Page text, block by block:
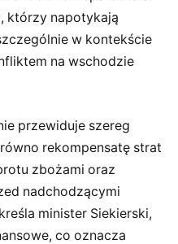
którzy napotykają
w kontekście
na wschodzie
przewiduje szereg
rekompensatę strat
zbożami oraz
nadchodzącymi
minister Siekierski,
co oznacza